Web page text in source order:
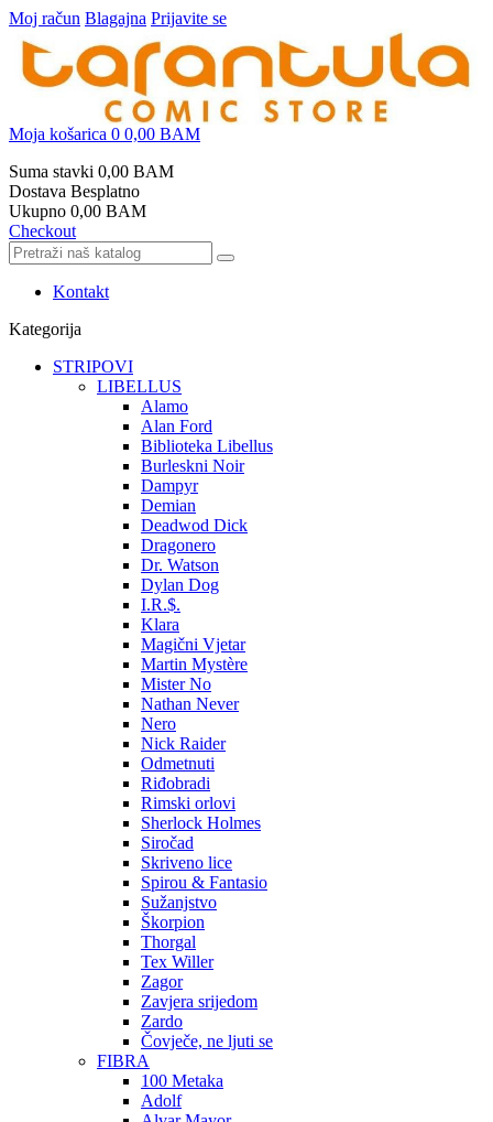
Moj račun Blagajna Prijavite se
Moja košarica 0 0,00 BAM
Suma stavki 0,00 BAM
Dostava Besplatno
Ukupno 0,00 BAM
Checkout
Kontakt
Kategorija
STRIPOVI
LIBELLUS
Alamo
Alan Ford
Biblioteka Libellus
Burleskni Noir
Dampyr
Demian
Deadwod Dick
Dragonero
Dr. Watson
Dylan Dog
I.R.$.
Klara
Magični Vjetar
Martin Mystère
Mister No
Nathan Never
Nero
Nick Raider
Odmetnuti
Riđobradi
Rimski orlovi
Sherlock Holmes
Siročad
Skriveno lice
Spirou & Fantasio
Sužanjstvo
Škorpion
Thorgal
Tex Willer
Zagor
Zavjera srijedom
Zardo
Čovječe, ne ljuti se
FIBRA
100 Metaka
Adolf